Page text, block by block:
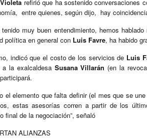
refirió que ha sostenido conversaciones
entre quienes, según dijo, hay
tenido muy buen entendimiento, hemos
política en general con Luis Favre, ha habido
indicó que el costo de los servicios de Luis
la exalcaldesaSusana Villarán (en la
el elemento que falta definir (el mes que se
estas asesorías corren a partir de los
final de la negociación”, señaló
ALIANZAS